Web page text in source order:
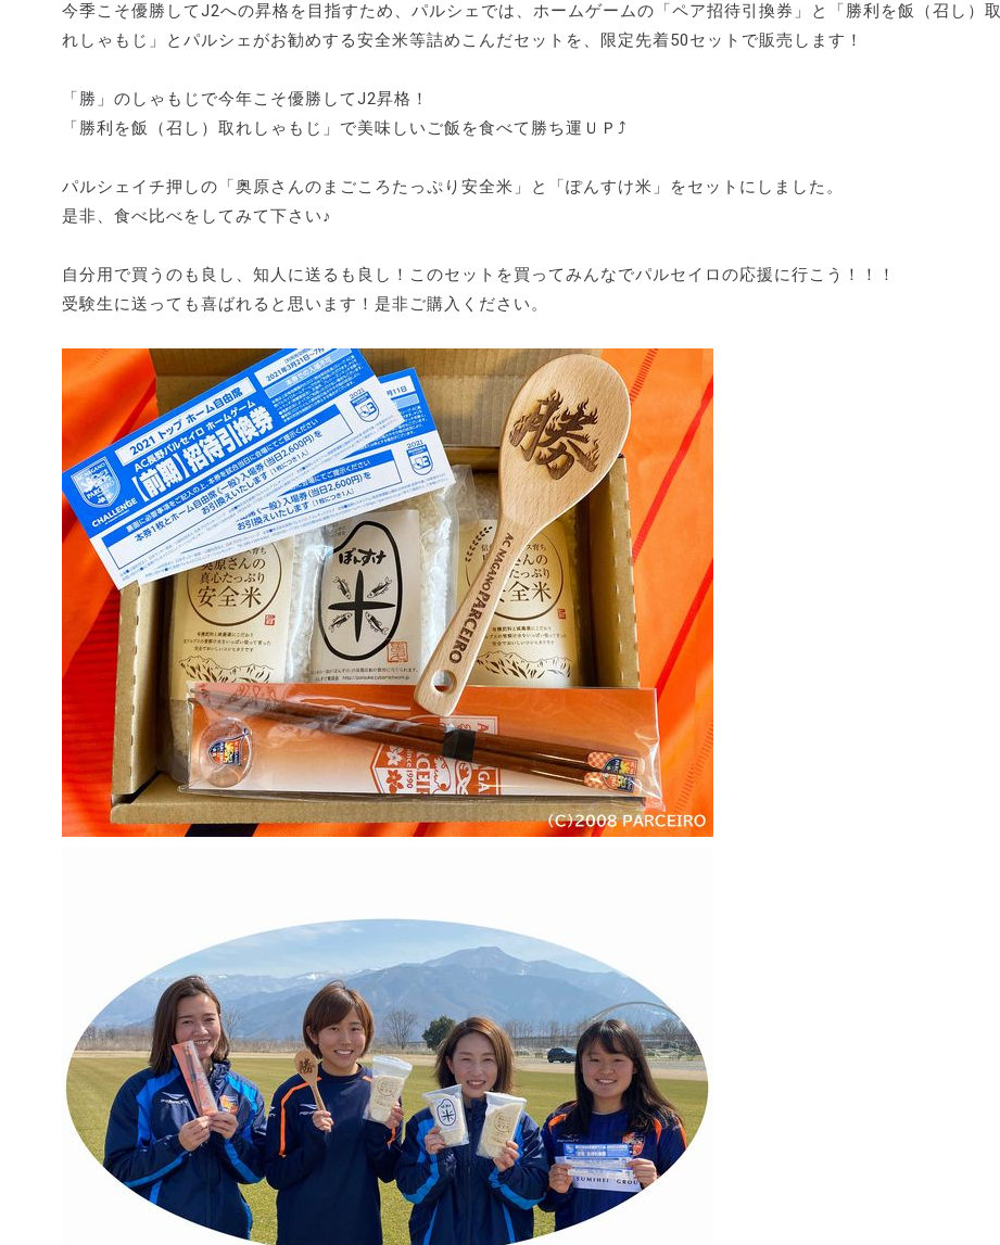
今季こそ優勝してJ2への昇格を目指すため、パルシェでは、ホームゲームの「ペア招待引換券」と「勝利を飯（召し）取
れしゃもじ」とパルシェがお勧めする安全米等詰めこんだセットを、限定先着50セットで販売します！
「勝」のしゃもじで今年こそ優勝してJ2昇格！
「勝利を飯（召し）取れしゃもじ」で美味しいご飯を食べて勝ち運ＵＰ⤴
パルシェイチ押しの「奥原さんのまごころたっぷり安全米」と「ぽんすけ米」をセットにしました。
是非、食べ比べをしてみて下さい♪
自分用で買うのも良し、知人に送るも良し！このセットを買ってみんなでパルセイロの応援に行こう！！！
受験生に送っても喜ばれると思います！是非ご購入ください。